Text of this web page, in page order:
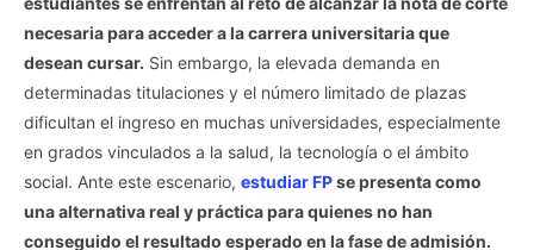
necesaria para acceder a la carrera universitaria que
desean cursar. Sin embargo, la elevada demanda en
determinadas titulaciones y el número limitado de plazas
dificultan el ingreso en muchas universidades, especialmente
en grados vinculados a la salud, la tecnología o el ámbito
social. Ante este escenario, estudiar FPse presenta como
una alternativa real y práctica para quienes no han
conseguido el resultado esperado en la fase de admisión.